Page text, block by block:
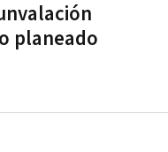
planeado